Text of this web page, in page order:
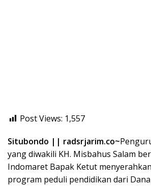
Post Views: 1,557
Situbondo || radsrjarim.co~
yang diwakili KH. Misbahus Salam
Indomaret Bapak Ketut
program peduli pendidikan dari